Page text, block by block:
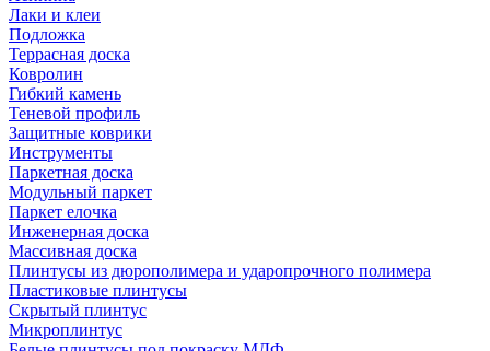
Лаки и клеи
Подложка
Террасная доска
Ковролин
Гибкий камень
Теневой профиль
Защитные коврики
Инструменты
Паркетная доска
Модульный паркет
Паркет елочка
Инженерная доска
Массивная доска
Плинтусы из дюрополимера и ударопрочного полимера
Пластиковые плинтусы
Скрытый плинтус
Микроплинтус